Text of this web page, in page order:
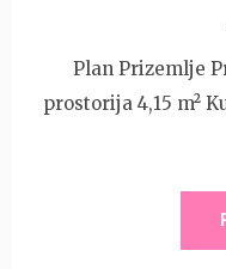
Plan Prizemlje
prostorija 4,15 m²